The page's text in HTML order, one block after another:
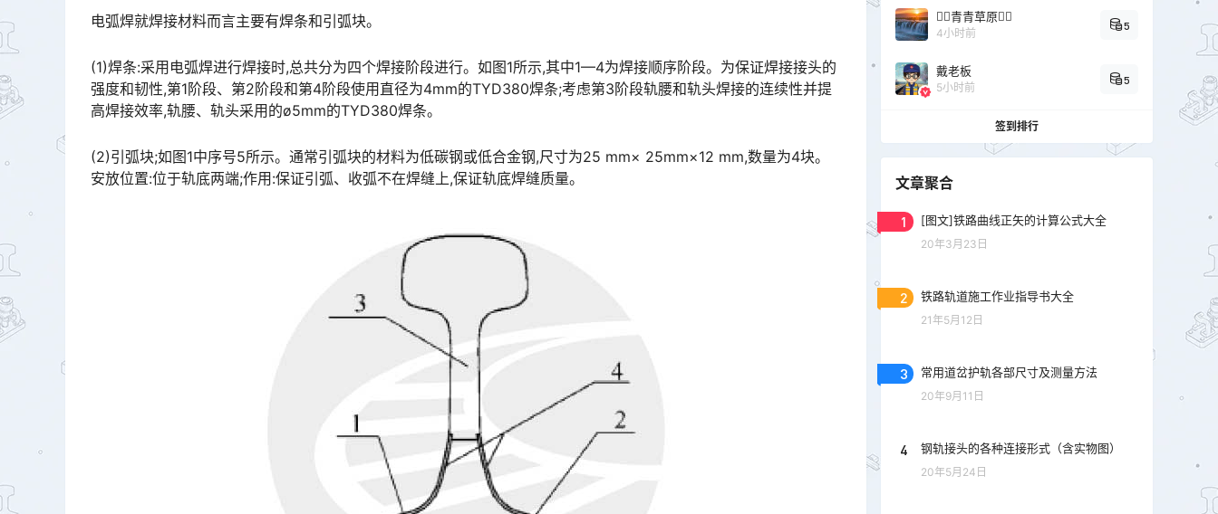
电弧焊就焊接材料而言主要有焊条和引弧块。
(1)焊条:采用电弧焊进行焊接时,总共分为四个焊接阶段进行。如图1所示,其中1—4为焊接顺序阶段。为保证焊接接头的
强度和韧性,第1阶段、第2阶段和第4阶段使用直径为4mm的TYD380焊条;考虑第3阶段轨腰和轨头焊接的连续性并提
高焊接效率,轨腰、轨头采用的ø5mm的TYD380焊条。󠅅󠅃󠄵󠅂󠄪󠇖󠆨󠆨󠇕󠆞󠆒󠅬󠇘󠆭󠆘󠇙󠆝󠅵󠇗󠆭󠆁󠄐󠇗󠅹󠅸󠇖󠆍󠅳󠇖󠅹󠅰󠇖󠆌󠅹
(2)引弧块;如图1中序号5所示。通常引弧块的材料为低碳钢或低合金钢,尺寸为25 mm× 25mm×12 mm,数量为4块。
安放位置:位于轨底两端;作用:保证引弧、收弧不在焊缝上,保证轨底焊缝质量。󠅅󠅃󠄵󠅂󠄪󠇖󠆨󠆨󠇕󠆞󠆒󠅬󠇘󠆭󠆘󠇙󠆝󠅵󠇗󠆭󠆁󠄐󠇗󠅹󠅸󠇖󠆍󠅳󠇖󠅹󠅰󠇖󠆌󠅹
青青草原
4小时前
5
戴老板
5小时前
5
签到排行
文章聚合
1 [图文]铁路曲线正矢的计算公式大全
20年3月23日
2 铁路轨道施工作业指导书大全
21年5月12日
3 常用道岔护轨各部尺寸及测量方法
20年9月11日
4 钢轨接头的各种连接形式（含实物图）
20年5月24日